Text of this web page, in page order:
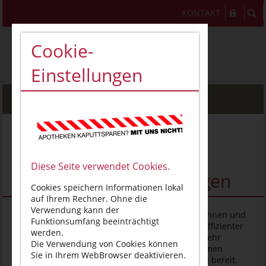
KONTAKT
Tag der Apotheke:
Dienstleistungen heute,
Primärversorgung morgen
Berlin, 3. Juni 2026– Die Versorgung der Patientinnen und
Patienten in Deutschland könnte schneller und effizienter
werden, wenn Apothekerinnen und Apotheker mehr
Kompetenzen in der Primärversorgung übernehmen
würden. Die Apothekerinnen und Apotheker sind bereit,
Cookie-
Einstellungen
Diese Seite verwendet Cookies.
Cookies speichern Informationen lokal
auf Ihrem Rechner. Ohne die
Verwendung kann der
Funktionsumfang beeinträchtigt
werden.
Die Verwendung von Cookies können
Sie in Ihrem WebBrowser deaktivieren.